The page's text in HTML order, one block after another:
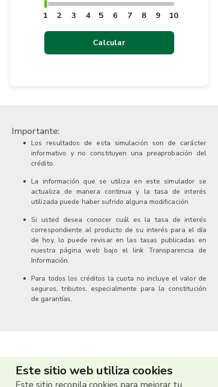
1 2 3 4 5 6 7 8 9 10
Calcular
Importante:
Los resultados de esta simulación son de carácter
informativo y no constituyen una preaprobación del
crédito.
La información que se utiliza en este simulador se
actualiza de manera continua y la tasa de interés
utilizada puede haber sufrido alguna modificación
Si usted desea conocer cuál es la tasa de interés
correspondiente al producto de su interés para el día
de hoy, lo puede revisar en las tasas publicadas en
nuestra página web bajo el link Transparencia de
Información.
Para todos los créditos la cuota no incluye el valor de
seguros, tributos, especialmente para la constitución
de garantías.
Este sitio web utiliza cookies
Este sitio recopila cookies para mejorar tu